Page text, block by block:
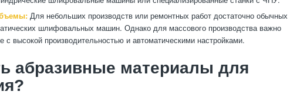
Для небольших производств или ремонтных работ достаточно обычных
шлифовальных машин. Однако для массового производства важно
с высокой производительностью и автоматическими настройками.
абразивные материалы для